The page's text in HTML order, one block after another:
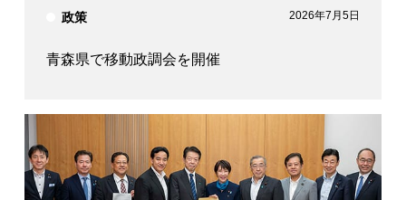
政策 2026年7月5日
青森県で移動政調会を開催